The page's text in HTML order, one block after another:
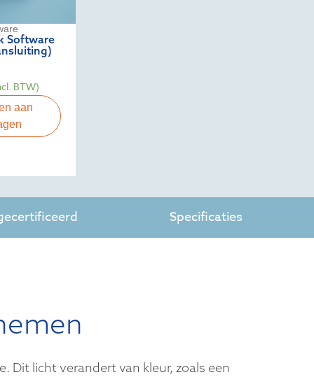
Software
BTW)
aan
Specificaties
Dit licht verandert van kleur, zoals een